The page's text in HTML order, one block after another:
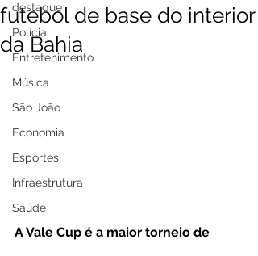
destaque
Polícia
Entretenimento
Música
São João
Economia
Esportes
Infraestrutura
Saúde
futebol de base do interior
da Bahia
A Vale Cup é a maior torneio de